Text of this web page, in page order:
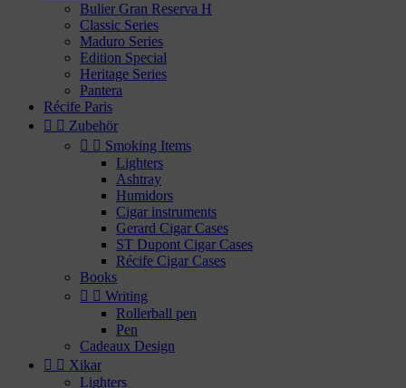
Bulier Gran Reserva H
Classic Series
Maduro Series
Edition Special
Heritage Series
Pantera
Récife Paris
  Zubehör
  Smoking Items
Lighters
Ashtray
Humidors
Cigar instruments
Gerard Cigar Cases
ST Dupont Cigar Cases
Récife Cigar Cases
Books
  Writing
Rollerball pen
Pen
Cadeaux Design
  Xikar
Lighters